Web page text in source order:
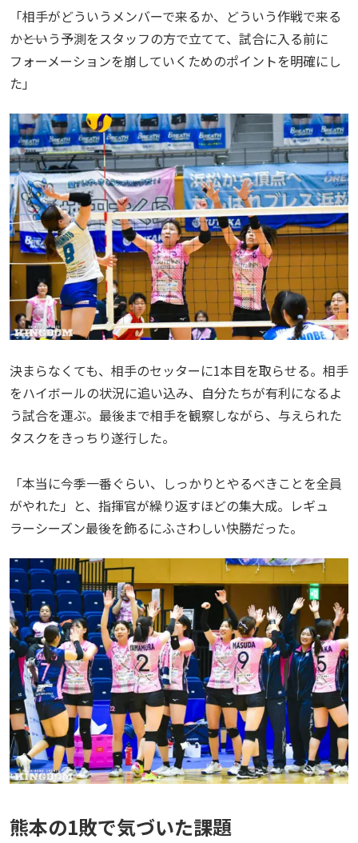
「相手がどういうメンバーで来るか、どういう作戦で来る
か――という予測をスタッフの方で立てて、試合に入る前に
フォーメーションを崩していくためのポイントを明確にし
た」
決まらなくても、相手のセッターに1本目を取らせる。相手
をハイボールの状況に追い込み、自分たちが有利になるよ
う試合を運ぶ。最後まで相手を観察しながら、与えられた
タスクをきっちり遂行した。
「本当に今季一番ぐらい、しっかりとやるべきことを全員
がやれた」と、指揮官が繰り返すほどの集大成。レギュ
ラーシーズン最後を飾るにふさわしい快勝だった。
熊本の1敗で気づいた課題